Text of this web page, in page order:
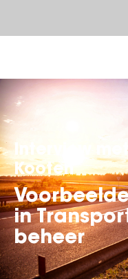
Interview
Kooten
in
beheer